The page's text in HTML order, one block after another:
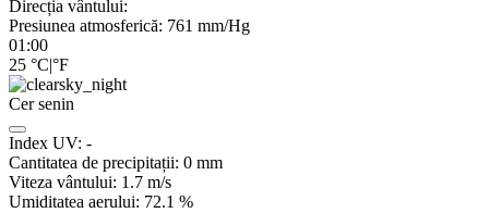
Direcția vântului:
Presiunea atmosferică: 761 mm/Hg
01:00
25 °C|°F
Cer senin
Index UV: -
Cantitatea de precipitații: 0 mm
Viteza vântului: 1.7 m/s
Umiditatea aerului: 72.1 %